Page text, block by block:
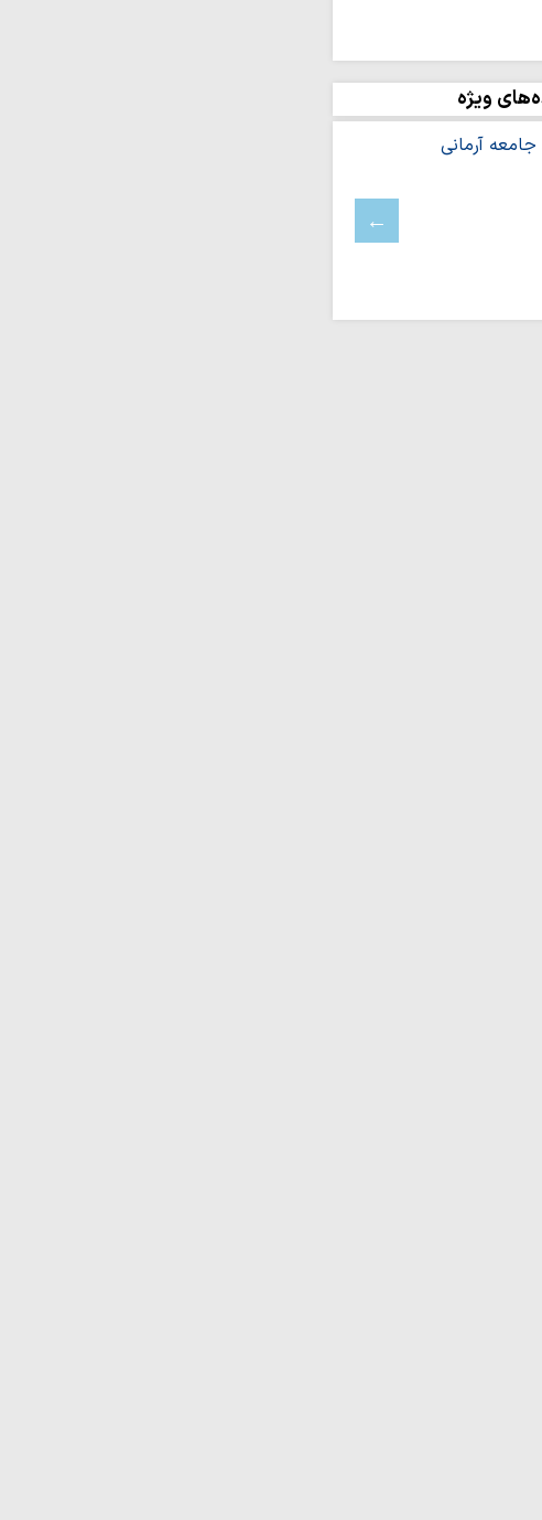
| دعای مشلول
طلبه جوان مؤلف
فرج در نگاه روحانیِ شهید
یا نقشه‌ای برای حذف استقلال
نیست
ویژه